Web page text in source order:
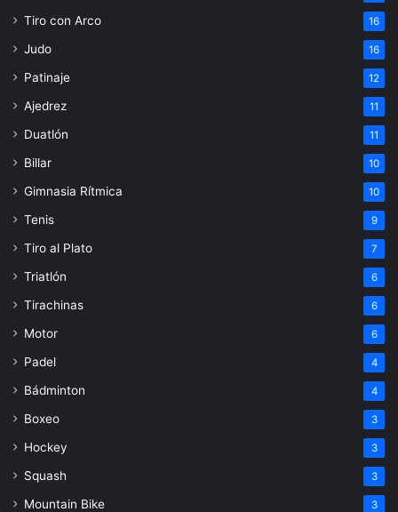
Tiro con Arco 16
Judo 16
Patinaje 12
Ajedrez 11
Duatlón 11
Billar 10
Gimnasia Rítmica 10
Tenis 9
Tiro al Plato 7
Triatlón 6
Tirachinas 6
Motor 6
Padel 4
Bádminton 4
Boxeo 3
Hockey 3
Squash 3
Mountain Bike 3